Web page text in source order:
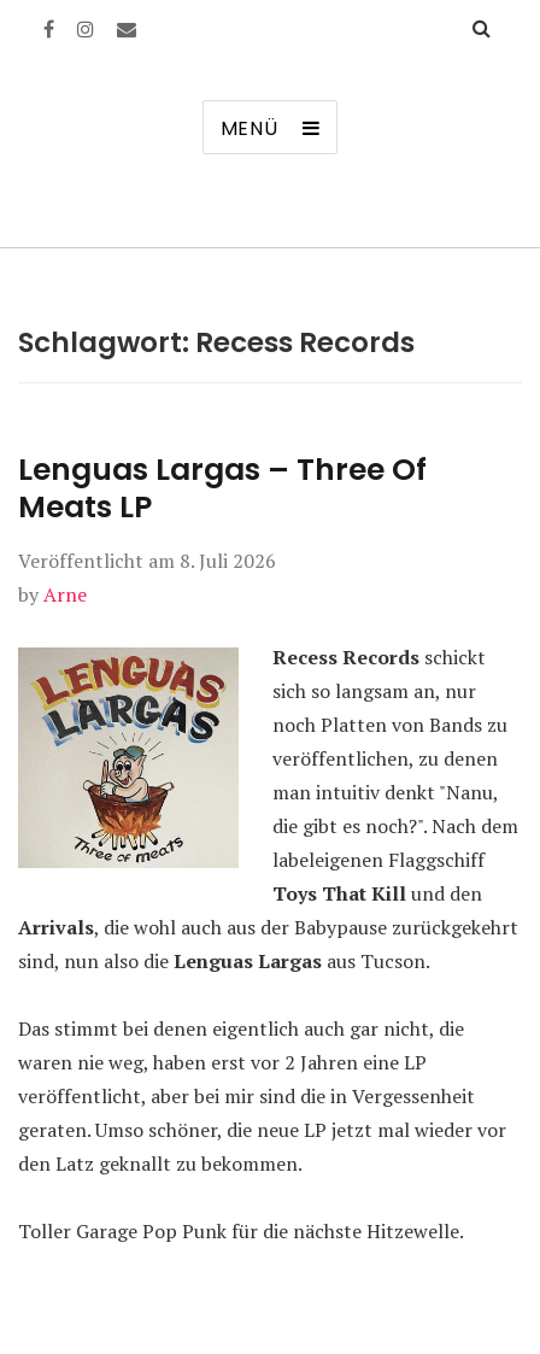
MENÜ
Schlagwort: Recess Records
Lenguas Largas – Three Of
Meats LP
Veröffentlicht am 8. Juli 2026
byArne
Recess Records schickt
sich so langsam an, nur
noch Platten von Bands zu
veröffentlichen, zu denen
man intuitiv denkt "Nanu,
die gibt es noch?". Nach dem
labeleigenen Flaggschiff
Toys That Killund den
Arrivals, die wohl auch aus der Babypause zurückgekehrt
sind, nun also dieLenguas Largas aus Tucson.
Das stimmt bei denen eigentlich auch gar nicht, die
waren nie weg, haben erst vor 2 Jahren eine LP
veröffentlicht, aber bei mir sind die in Vergessenheit
geraten. Umso schöner, die neue LP jetzt mal wieder vor
den Latz geknallt zu bekommen.
Toller Garage Pop Punk für die nächste Hitzewelle.